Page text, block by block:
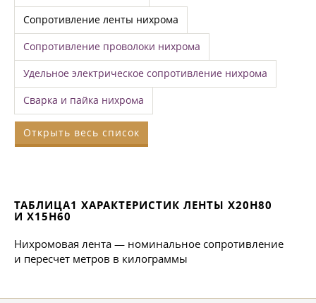
Сопротивление ленты нихрома
Сопротивление проволоки нихрома
Удельное электрическое сопротивление нихрома
Сварка и пайка нихрома
Открыть весь список
ТАБЛИЦА1 ХАРАКТЕРИСТИК ЛЕНТЫ Х20Н80
И Х15Н60
Нихромовая лента — номинальное сопротивление
и пересчет метров в килограммы